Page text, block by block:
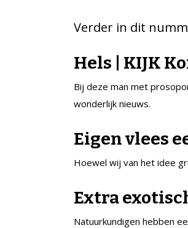
Verder in dit
Hels | KIJK
Bij deze man met
wonderlijk nieuws.
Eigen vlees
Hoewel wij van het idee
Extra
Natuurkundigen hebben